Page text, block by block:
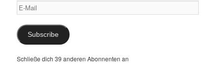
E-
Mail
Subscribe
Schließe dich 39 anderen Abonnenten an